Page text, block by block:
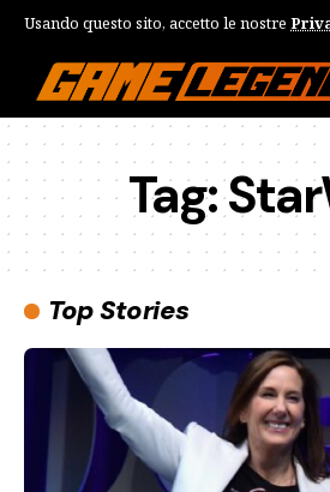
Usando questo sito, accetto le nostre
Tag:
Top Stories